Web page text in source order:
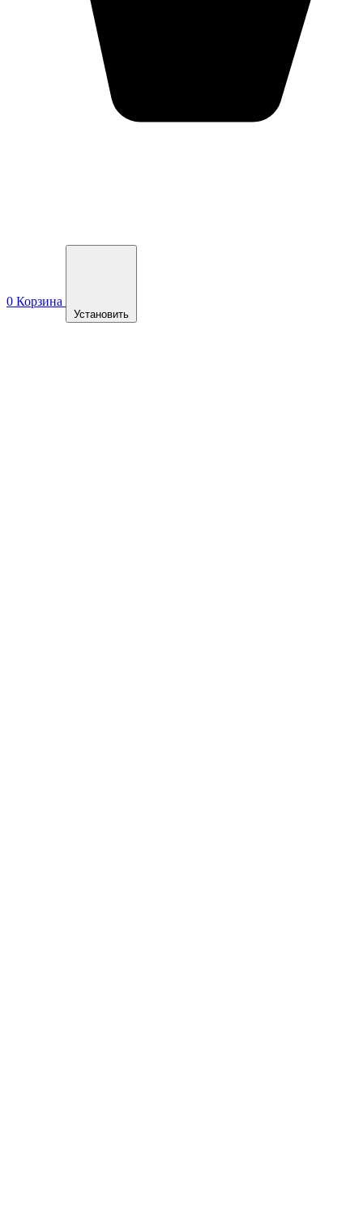
0 Корзина
Установить